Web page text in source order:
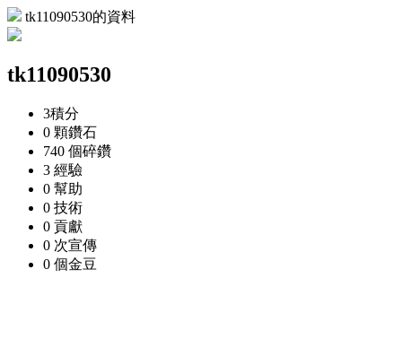
tk11090530的資料
tk11090530
3積分
0 顆鑽石
740 個碎鑽
3 經驗
0 幫助
0 技術
0 貢獻
0 次宣傳
0 個金豆